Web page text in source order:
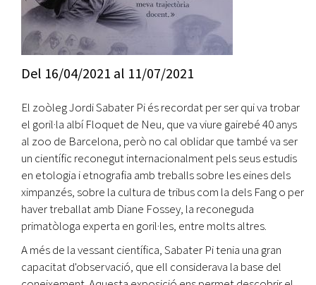
Del 16/04/2021 al 11/07/2021
El zoòleg Jordi Sabater Pi és recordat per ser qui va trobar
el goril·la albí Floquet de Neu, que va viure gairebé 40 anys
al zoo de Barcelona, però no cal oblidar que també va ser
un científic reconegut internacionalment pels seus estudis
en etologia i etnografia amb treballs sobre les eines dels
ximpanzés, sobre la cultura de tribus com la dels Fang o per
haver treballat amb Diane Fossey, la reconeguda
primatòloga experta en goril·les, entre molts altres.
A més de la vessant científica, Sabater Pi tenia una gran
capacitat d'observació, que ell considerava la base del